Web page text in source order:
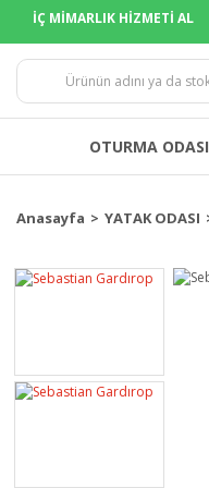
İÇ MİMARLIK HİZMETİ AL
OTURMA ODASI
Anasayfa YATAK ODASI